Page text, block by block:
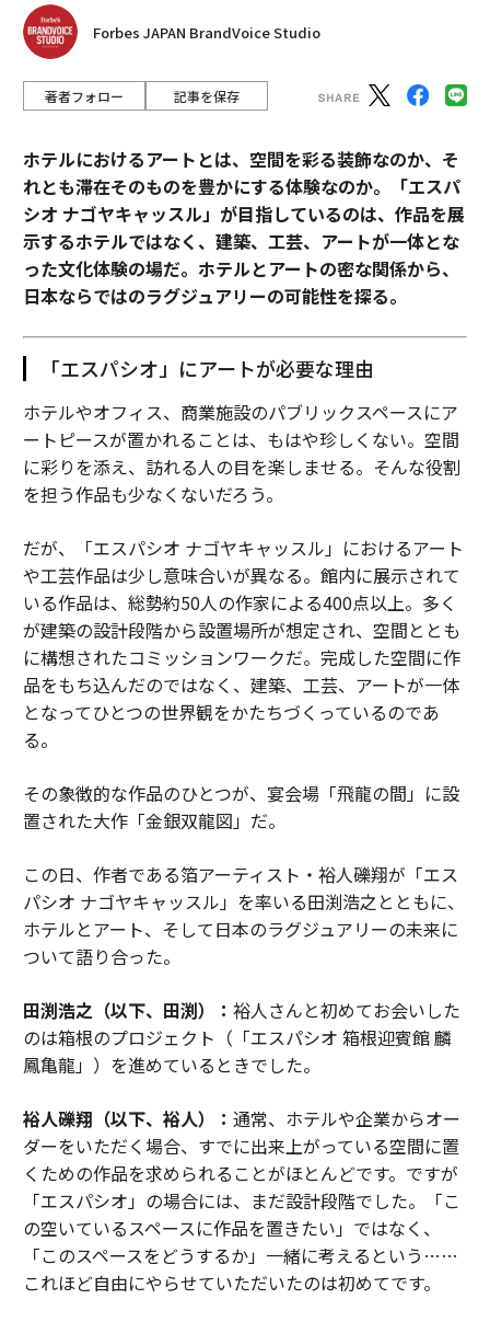
Forbes JAPAN BrandVoice Studio
著者フォロー 記事を保存
ホテルにおけるアートとは、空間を彩る装飾なのか、そ
れとも滞在そのものを豊かにする体験なのか。「エスパ
シオ ナゴヤキャッスル」が目指しているのは、作品を展
示するホテルではなく、建築、工芸、アートが一体とな
った文化体験の場だ。ホテルとアートの密な関係から、
日本ならではのラグジュアリーの可能性を探る。
「エスパシオ」にアートが必要な理由
ホテルやオフィス、商業施設のパブリックスペースにア
ートピースが置かれることは、もはや珍しくない。空間
に彩りを添え、訪れる人の目を楽しませる。そんな役割
を担う作品も少なくないだろう。
だが、「エスパシオ ナゴヤキャッスル」におけるアート
や工芸作品は少し意味合いが異なる。館内に展示されて
いる作品は、総勢約50人の作家による400点以上。多く
が建築の設計段階から設置場所が想定され、空間ととも
に構想されたコミッションワークだ。完成した空間に作
品をもち込んだのではなく、建築、工芸、アートが一体
となってひとつの世界観をかたちづくっているのであ
る。
その象徴的な作品のひとつが、宴会場「飛龍の間」に設
置された大作「金銀双龍図」だ。
この日、作者である箔アーティスト・裕人礫翔が「エス
パシオ ナゴヤキャッスル」を率いる田渕浩之とともに、
ホテルとアート、そして日本のラグジュアリーの未来に
ついて語り合った。
田渕浩之（以下、田渕）： 裕人さんと初めてお会いした
のは箱根のプロジェクト（「エスパシオ 箱根迎賓館 麟
鳳亀龍」）を進めているときでした。
裕人礫翔（以下、裕人）： 通常、ホテルや企業からオー
ダーをいただく場合、すでに出来上がっている空間に置
くための作品を求められることがほとんどです。ですが
「エスパシオ」の場合には、まだ設計段階でした。「こ
の空いているスペースに作品を置きたい」ではなく、
「このスペースをどうするか」一緒に考えるという……
これほど自由にやらせていただいたのは初めてです。